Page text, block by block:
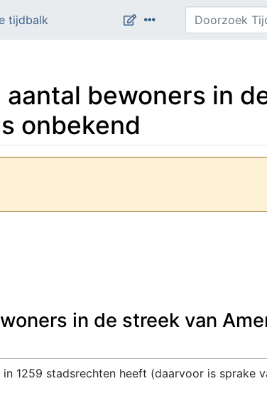
tijdbalk
bewoners in
onbekend
in de streek van
1259 stadsrechten heeft (daarvoor is sprake